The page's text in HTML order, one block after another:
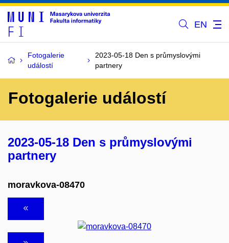
EN
Fotogalerie
událostí
2023-05-18 Den s průmyslovými
partnery
Fotogalerie událostí
2023-05-18 Den s průmyslovými
partnery
moravkova-08470